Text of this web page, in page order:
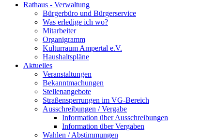
Rathaus - Verwaltung
Bürgerbüro und Bürgerservice
Was erledige ich wo?
Mitarbeiter
Organigramm
Kulturraum Ampertal e.V.
Haushaltspläne
Aktuelles
Veranstaltungen
Bekanntmachungen
Stellenangebote
Straßensperrungen im VG-Bereich
Ausschreibungen / Vergabe
Information über Ausschreibungen
Information über Vergaben
Wahlen / Abstimmungen